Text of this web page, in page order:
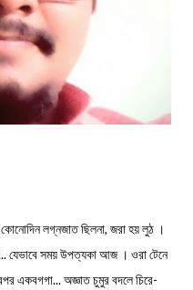
লগ্নজাত ছিলনা, জরা হয় লুঠ ।
যেভাবে সময় উপত্যকা আজ । ওরা টেনে
একবগগা... অজ্ঞাত চুমুর বদলে চিরে-